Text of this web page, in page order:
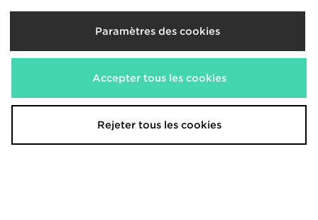
Zavetti Canada Virnaro Slim Puffer
Jacket
180,00€
Paramètres des cookies
Accepter tous les cookies
Rejeter tous les cookies